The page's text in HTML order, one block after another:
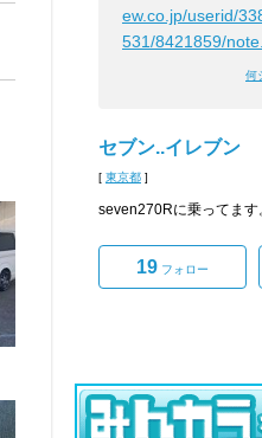
ew.co.jp/userid/
531/8421859/
何
セブン..イレブン
[ 東京都 ]
seven270Rに乗ってます
19 フォロー